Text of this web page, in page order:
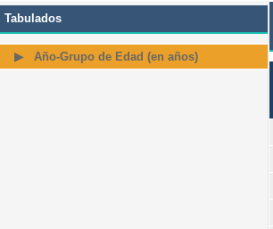
Tabulados
Año-Grupo de Edad (en años)